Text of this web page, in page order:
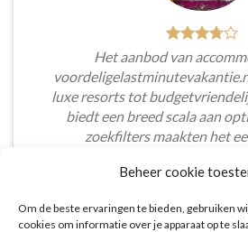
Beheer cookie
Om de beste ervaringen te bieden, gebruiken
cookies om informatie over je apparaat op te
Het aanbod van
luxe resorts tot
biedt een breed scala aan
zoekfilters maakten het
voorkeuren en
Tim Beukers/